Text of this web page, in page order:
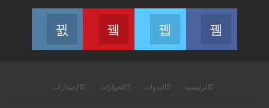
الرئيسية الندوات الحوارات الإصدارات